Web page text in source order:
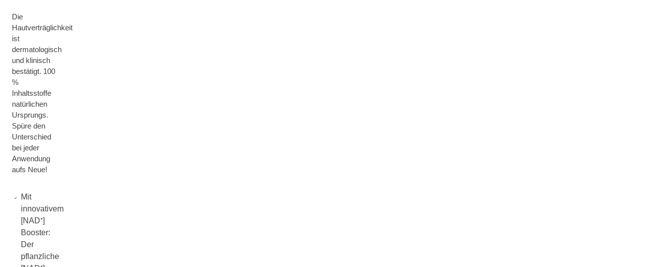
Die
Hautverträglichkeit
ist
dermatologisch
und klinisch
bestätigt. 100
%
Inhaltsstoffe
natürlichen
Ursprungs.
Spüre den
Unterschied
bei jeder
Anwendung
aufs Neue!
Mit
innovativem
[NAD⁺]
Booster:
Der
pflanzliche